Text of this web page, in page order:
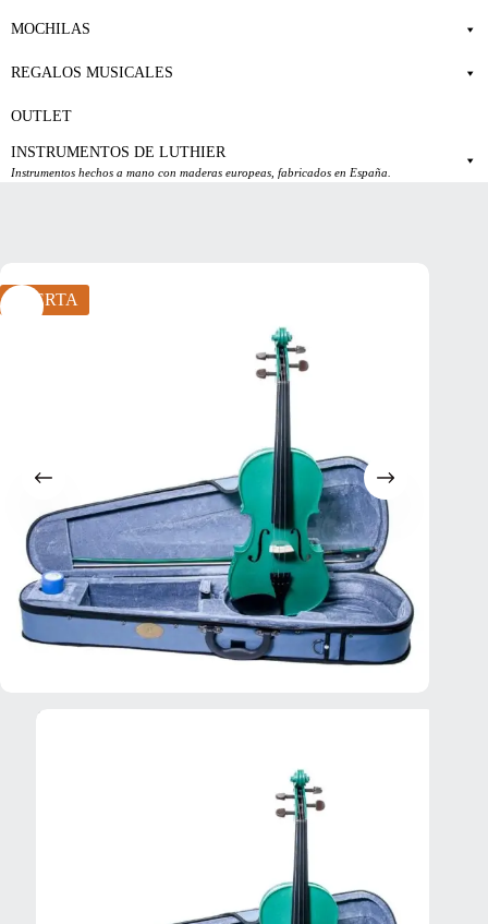
MOCHILAS
REGALOS MUSICALES
OUTLET
INSTRUMENTOS DE LUTHIER
Instrumentos hechos a mano con maderas europeas, fabricados en España.
OFERTA